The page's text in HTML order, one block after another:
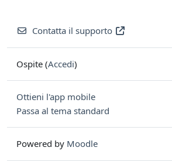
Contatta il supporto
Ospite (Accedi)
Ottieni l'app mobile
Passa al tema standard
Powered by Moodle